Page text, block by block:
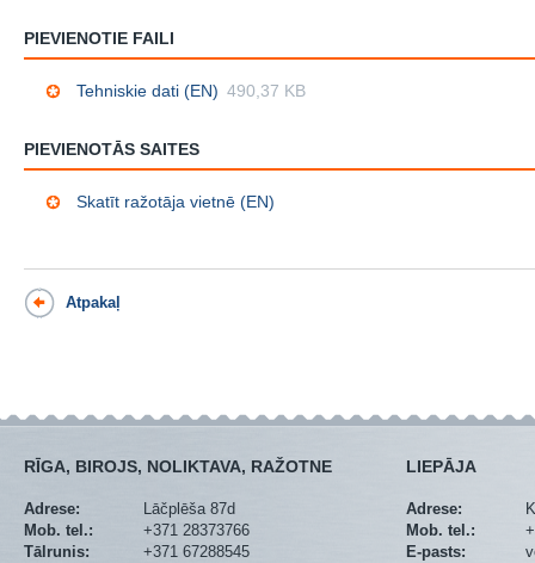
PIEVIENOTIE FAILI
Tehniskie dati (EN) 490,37 KB
PIEVIENOTĀS SAITES
Skatīt ražotāja vietnē (EN)
Atpakaļ
RĪGA, BIROJS, NOLIKTAVA, RAŽOTNE
Adrese:
Lāčplēša 87d
Mob. tel.:
+371 28373766
Tālrunis:
+371 67288545
LIEPĀJA
Adrese:
Mob. tel.:
E-pasts: